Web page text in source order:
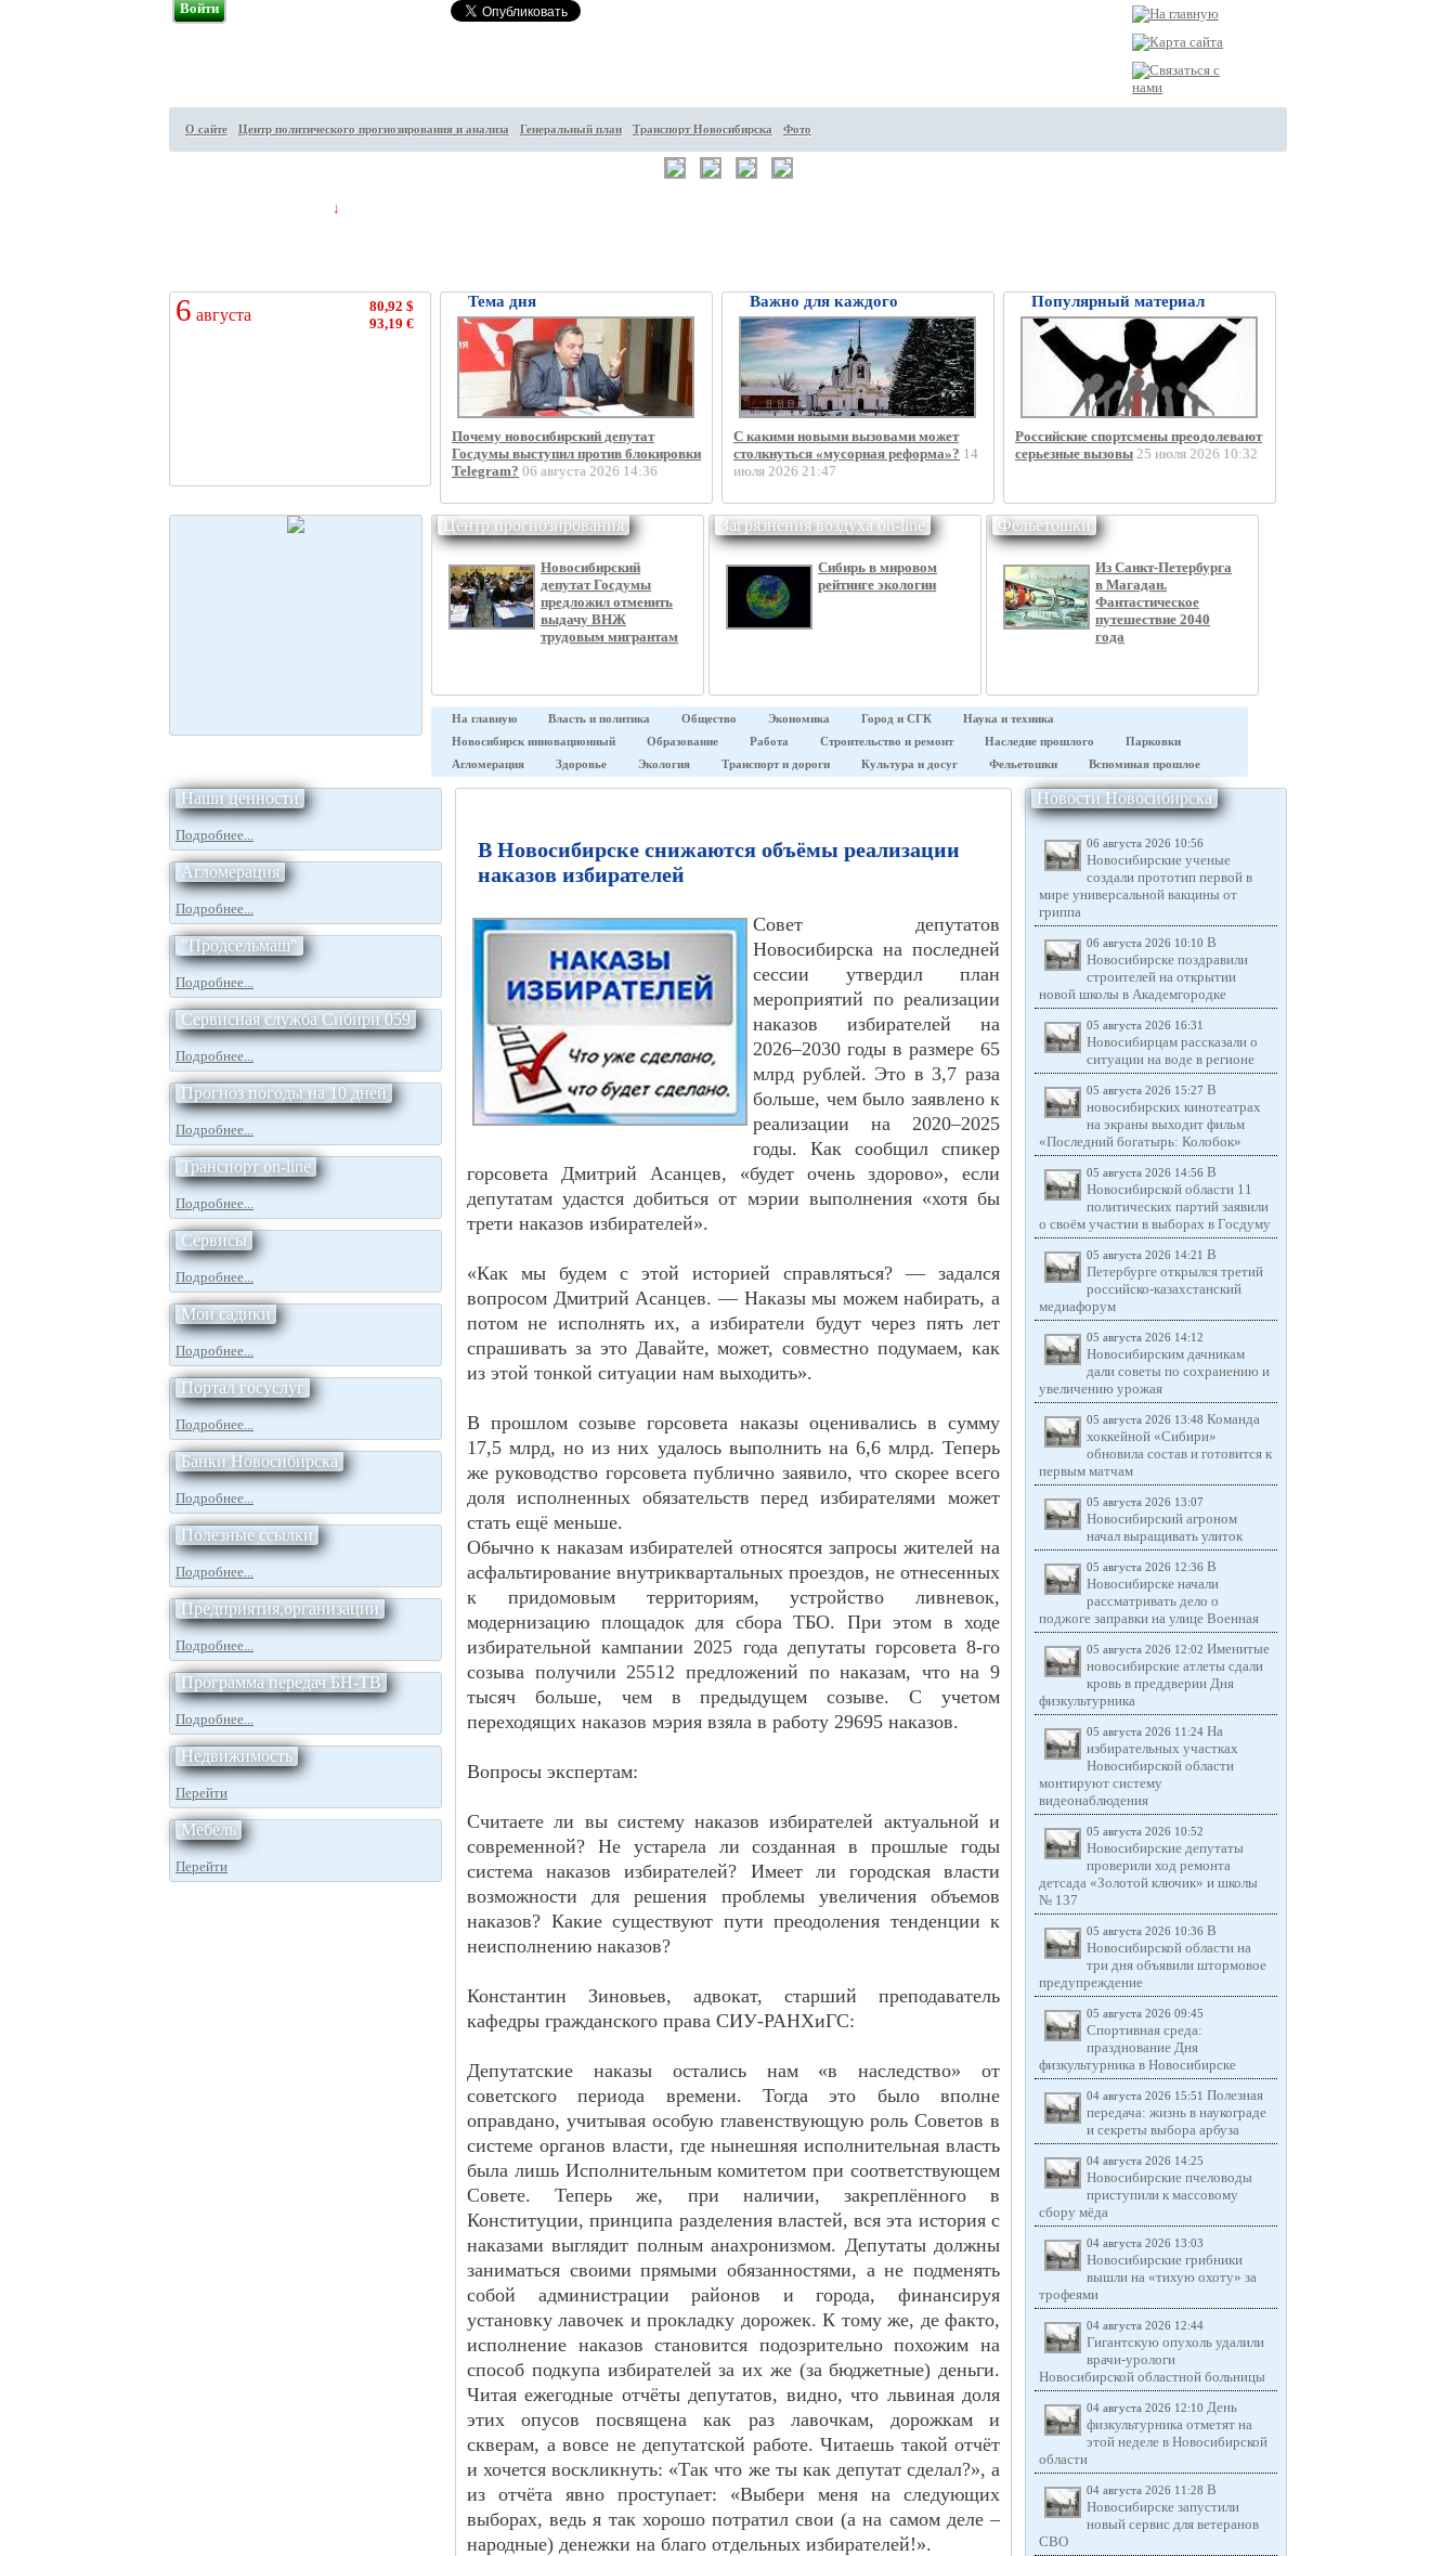
Войти
О сайте Центр политического прогнозирования и анализа Генеральный план Транспорт Новосибирска Фото
↓
6 августа
80,92 $
93,19 €
Тема дня
Почему новосибирский депутат
Госдумы выступил против блокировки
Telegram? 06 августа 2026 14:36
Важно для каждого
С какими новыми вызовами может
столкнуться «мусорная реформа»? 14
июля 2026 21:47
Популярный материал
Российские спортсмены преодолевают
серьезные вызовы 25 июля 2026 10:32
Центр прогнозирования
Новосибирский
депутат Госдумы
предложил отменить
выдачу ВНЖ
трудовым мигрантам
Загрязнения воздуха on-line
Сибирь в мировом
рейтинге экологии
Фельетошки
Из Санкт-Петербурга
в Магадан.
Фантастическое
путешествие 2040
года
На главную Власть и политика Общество Экономика Город и СГК
Наука и техника
Новосибирск инновационный
Образование Работа Строительство и ремонт Наследие прошлого
Парковки
Агломерация
Здоровье Экология Транспорт и дороги Культура и досуг Фельетошки Вспоминая прошлое
Наши ценности
Подробнее...
Агломерация
Подробнее...
"Продсельмаш"
Подробнее...
Сервисная служба Сибири 059
Подробнее...
Прогноз погоды на 10 дней
Подробнее...
Транспорт on-line
Подробнее...
Сервисы
Подробнее...
Мои садики
Подробнее...
Портал госуслуг
Подробнее...
Банки Новосибирска
Подробнее...
Полезные ссылки
Подробнее...
Предприятия,организации
Подробнее...
Программа передач БН-ТВ
Подробнее...
Недвижимость
Перейти
Мебель
Перейти
В Новосибирске снижаются объёмы реализации
наказов избирателей
Совет депутатов
Новосибирска на последней
сессии утвердил план
мероприятий по реализации
наказов избирателей на
2026–2030 годы в размере 65
млрд рублей. Это в 3,7 раза
больше, чем было заявлено к
реализации на 2020–2025
годы. Как сообщил спикер
горсовета Дмитрий Асанцев, «будет очень здорово», если
депутатам удастся добиться от мэрии выполнения «хотя бы
трети наказов избирателей».
«Как мы будем с этой историей справляться? — задался
вопросом Дмитрий Асанцев. — Наказы мы можем набирать, а
потом не исполнять их, а избиратели будут через пять лет
спрашивать за это Давайте, может, совместно подумаем, как
из этой тонкой ситуации нам выходить».
В прошлом созыве горсовета наказы оценивались в сумму
17,5 млрд, но из них удалось выполнить на 6,6 млрд. Теперь
же руководство горсовета публично заявило, что скорее всего
доля исполненных обязательств перед избирателями может
стать ещё меньше.
Обычно к наказам избирателей относятся запросы жителей на
асфальтирование внутриквартальных проездов, не отнесенных
к придомовым территориям, устройство ливневок,
модернизацию площадок для сбора ТБО. При этом в ходе
избирательной кампании 2025 года депутаты горсовета 8-го
созыва получили 25512 предложений по наказам, что на 9
тысяч больше, чем в предыдущем созыве. С учетом
переходящих наказов мэрия взяла в работу 29695 наказов.
Вопросы экспертам:
Считаете ли вы систему наказов избирателей актуальной и
современной? Не устарела ли созданная в прошлые годы
система наказов избирателей? Имеет ли городская власти
возможности для решения проблемы увеличения объемов
наказов? Какие существуют пути преодоления тенденции к
неисполнению наказов?
Константин Зиновьев, адвокат, старший преподаватель
кафедры гражданского права СИУ-РАНХиГС:
Депутатские наказы остались нам «в наследство» от
советского периода времени. Тогда это было вполне
оправдано, учитывая особую главенствующую роль Советов в
системе органов власти, где нынешняя исполнительная власть
была лишь Исполнительным комитетом при соответствующем
Совете. Теперь же, при наличии, закреплённого в
Конституции, принципа разделения властей, вся эта история с
наказами выглядит полным анахронизмом. Депутаты должны
заниматься своими прямыми обязанностями, а не подменять
собой администрации районов и города, финансируя
установку лавочек и прокладку дорожек. К тому же, де факто,
исполнение наказов становится подозрительно похожим на
способ подкупа избирателей за их же (за бюджетные) деньги.
Читая ежегодные отчёты депутатов, видно, что львиная доля
этих опусов посвящена как раз лавочкам, дорожкам и
скверам, а вовсе не депутатской работе. Читаешь такой отчёт
и хочется воскликнуть: «Так что же ты как депутат сделал?», а
из отчёта явно проступает: «Выбери меня на следующих
выборах, ведь я так хорошо потратил свои (а на самом деле –
народные) денежки на благо отдельных избирателей!».
Новости Новосибирска
06 августа 2026 10:56
Новосибирские ученые
создали прототип первой в
мире универсальной вакцины от
гриппа
06 августа 2026 10:10 В
Новосибирске поздравили
строителей на открытии
новой школы в Академгородке
05 августа 2026 16:31
Новосибирцам рассказали о
ситуации на воде в регионе
05 августа 2026 15:27 В
новосибирских кинотеатрах
на экраны выходит фильм
«Последний богатырь: Колобок»
05 августа 2026 14:56 В
Новосибирской области 11
политических партий заявили
о своём участии в выборах в Госдуму
05 августа 2026 14:21 В
Петербурге открылся третий
российско-казахстанский
медиафорум
05 августа 2026 14:12
Новосибирским дачникам
дали советы по сохранению и
увеличению урожая
05 августа 2026 13:48 Команда
хоккейной «Сибири»
обновила состав и готовится к
первым матчам
05 августа 2026 13:07
Новосибирский агроном
начал выращивать улиток
05 августа 2026 12:36 В
Новосибирске начали
рассматривать дело о
поджоге заправки на улице Военная
05 августа 2026 12:02 Именитые
новосибирские атлеты сдали
кровь в преддверии Дня
физкультурника
05 августа 2026 11:24 На
избирательных участках
Новосибирской области
монтируют систему
видеонаблюдения
05 августа 2026 10:52
Новосибирские депутаты
проверили ход ремонта
детсада «Золотой ключик» и школы
№ 137
05 августа 2026 10:36 В
Новосибирской области на
три дня объявили штормовое
предупреждение
05 августа 2026 09:45
Спортивная среда:
празднование Дня
физкультурника в Новосибирске
04 августа 2026 15:51 Полезная
передача: жизнь в наукограде
и секреты выбора арбуза
04 августа 2026 14:25
Новосибирские пчеловоды
приступили к массовому
сбору мёда
04 августа 2026 13:03
Новосибирские грибники
вышли на «тихую охоту» за
трофеями
04 августа 2026 12:44
Гигантскую опухоль удалили
врачи-урологи
Новосибирской областной больницы
04 августа 2026 12:10 День
физкультурника отметят на
этой неделе в Новосибирской
области
04 августа 2026 11:28 В
Новосибирске запустили
новый сервис для ветеранов
СВО